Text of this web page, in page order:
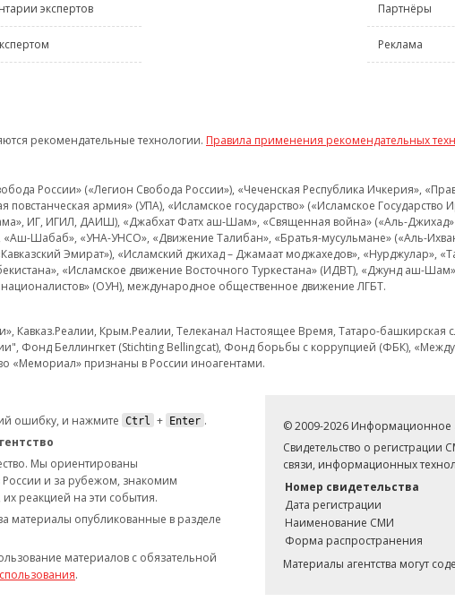
экспертов Партнёры
Реклама
рекомендательные технологии. Правила применения рекомендательных
России» («Легион Свобода России»), «Чеченская Республика Ичкерия»,
армия» (УПА), «Исламское государство» («Исламское
ИГ, ИГИЛ, ДАИШ), «Джабхат Фатх аш-Шам», «Священная война» («Аль-Джихад»
Шабаб», «УНА-УНСО», «Движение Талибан», «Братья-мусульмане» («Аль-
Эмират»), «Исламский джихад – Джамаат моджахедов», «Нурджулар»,
«Исламское движение Восточного Туркестана» (ИДВТ), «Джунд аш-
(ОУН), международное общественное движение ЛГБТ.
Кавказ.Реалии, Крым.Реалии, Телеканал Настоящее Время, Татаро-
Фонд Беллингкет (Stichting Bellingcat), Фонд борьбы с коррупцией (ФБК),
«Мемориал» признаны в России иноагентами.
ошибку, и нажмите Ctrl + Enter .
Мы ориентированы
и за рубежом, знакомим
реакцией на эти события.
материалы опубликованные в разделе
материалов с обязательной
.
© 2009-2026 Информационное
Свидетельство о
связи, информационных
Номер свидетельства
Дата регистрации
Наименование СМИ
Форма распространения
Материалы агентства могут